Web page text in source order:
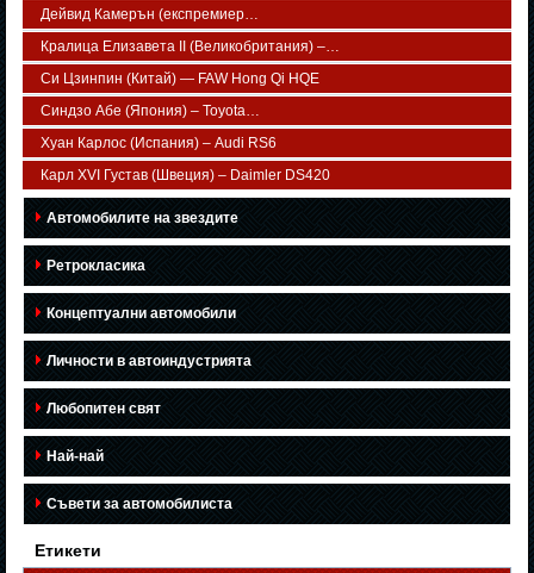
Дейвид Камерън (експремиер…
Кралица Елизавета II (Великобритания) –…
Си Цзинпин (Китай) — FAW Hong Qi HQE
Синдзо Абе (Япония) – Toyota…
Хуан Карлос (Испания) – Audi RS6
Карл XVI Густав (Швеция) – Daimler DS420
Автомобилите на звездите
Ретрокласика
Концептуални автомобили
Личности в автоиндустрията
Любопитен свят
Най-най
Съвети за автомобилиста
Етикети